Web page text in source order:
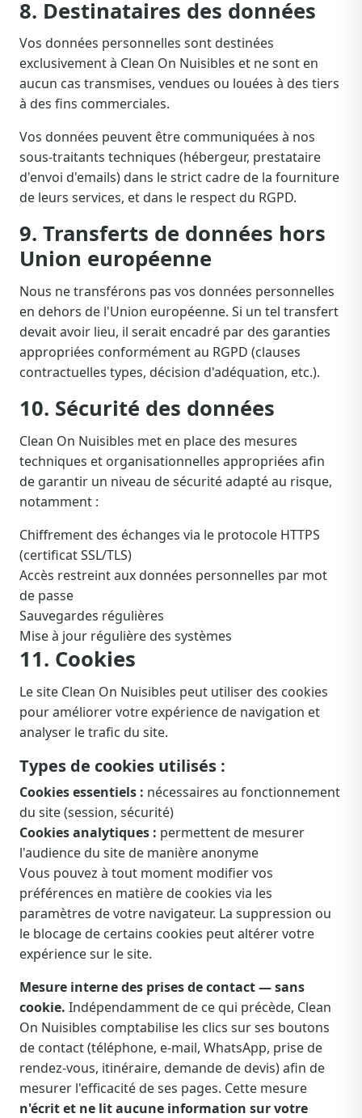
8. Destinataires des données
Vos données personnelles sont destinées
exclusivement à Clean On Nuisibles et ne sont en
aucun cas transmises, vendues ou louées à des tiers
à des fins commerciales.
Vos données peuvent être communiquées à nos
sous-traitants techniques (hébergeur, prestataire
d'envoi d'emails) dans le strict cadre de la fourniture
de leurs services, et dans le respect du RGPD.
9. Transferts de données hors
Union européenne
Nous ne transférons pas vos données personnelles
en dehors de l'Union européenne. Si un tel transfert
devait avoir lieu, il serait encadré par des garanties
appropriées conformément au RGPD (clauses
contractuelles types, décision d'adéquation, etc.).
10. Sécurité des données
Clean On Nuisibles met en place des mesures
techniques et organisationnelles appropriées afin
de garantir un niveau de sécurité adapté au risque,
notamment :
Chiffrement des échanges via le protocole HTTPS
(certificat SSL/TLS)
Accès restreint aux données personnelles par mot
de passe
Sauvegardes régulières
Mise à jour régulière des systèmes
11. Cookies
Le site Clean On Nuisibles peut utiliser des cookies
pour améliorer votre expérience de navigation et
analyser le trafic du site.
Types de cookies utilisés :
Cookies essentiels : nécessaires au fonctionnement
du site (session, sécurité)
Cookies analytiques : permettent de mesurer
l'audience du site de manière anonyme
Vous pouvez à tout moment modifier vos
préférences en matière de cookies via les
paramètres de votre navigateur. La suppression ou
le blocage de certains cookies peut altérer votre
expérience sur le site.
Mesure interne des prises de contact — sans
cookie. Indépendamment de ce qui précède, Clean
On Nuisibles comptabilise les clics sur ses boutons
de contact (téléphone, e-mail, WhatsApp, prise de
rendez-vous, itinéraire, demande de devis) afin de
mesurer l'efficacité de ses pages. Cette mesure
n'écrit et ne lit aucune information sur votre